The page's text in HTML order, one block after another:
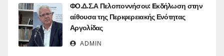
ΦΟ.Δ.Σ.Α Πελοποννήσου: Eκδήλωση στην
αίθουσα της Περιφερειακής Ενότητας
Αργολίδας
ADMIN